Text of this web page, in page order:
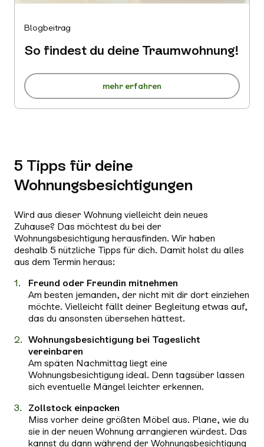
Blogbeitrag
So findest du deine Traumwohnung!
mehr erfahren
5 Tipps für deine
Wohnungsbesichtigungen
Wird aus dieser Wohnung vielleicht dein neues
Zuhause? Das möchtest du bei der
Wohnungsbesichtigung herausfinden. Wir haben
deshalb 5 nützliche Tipps für dich. Damit holst du alles
aus dem Termin heraus:
Freund oder Freundin mitnehmen
Am besten jemanden, der nicht mit dir dort einziehen
möchte. Vielleicht fällt deiner Begleitung etwas auf,
das du ansonsten übersehen hättest.
Wohnungsbesichtigung bei Tageslicht
vereinbaren
Am späten Nachmittag liegt eine
Wohnungsbesichtigung ideal. Denn tagsüber lassen
sich eventuelle Mängel leichter erkennen.
Zollstock einpacken
Miss vorher deine größten Möbel aus. Plane, wie du
sie in der neuen Wohnung arrangieren würdest. Das
kannst du dann während der Wohnungsbesichtigung